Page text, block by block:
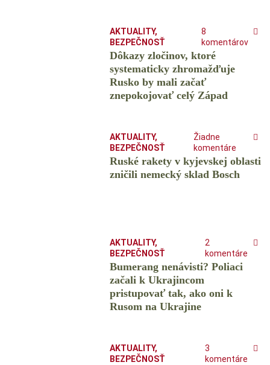
AKTUALITY,
BEZPEČNOSŤ
8
komentárov
Dôkazy zločinov, ktoré
systematicky zhromažďuje
Rusko by mali začať
znepokojovať celý Západ
AKTUALITY,
BEZPEČNOSŤ
Žiadne
komentáre
Ruské rakety v kyjevskej oblasti
zničili nemecký sklad Bosch
AKTUALITY,
BEZPEČNOSŤ
2
komentáre
Bumerang nenávisti? Poliaci
začali k Ukrajincom
pristupovať tak, ako oni k
Rusom na Ukrajine
AKTUALITY,
BEZPEČNOSŤ
3
komentáre